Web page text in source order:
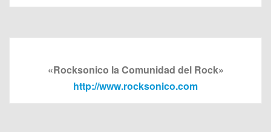
«Rocksonico la Comunidad del Rock»
http://www.rocksonico.com